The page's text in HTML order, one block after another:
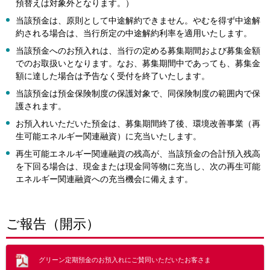
預替えは対象外となります。）
当該預金は、原則として中途解約できません。やむを得ず中途解
約される場合は、当行所定の中途解約利率を適用いたします。
当該預金へのお預入れは、当行の定める募集期間および募集金額
でのお取扱いとなります。なお、募集期間中であっても、募集金
額に達した場合は予告なく受付を終了いたします。
当該預金は預金保険制度の保護対象で、同保険制度の範囲内で保
護されます。
お預入れいただいた預金は、募集期間終了後、環境改善事業（再
生可能エネルギー関連融資）に充当いたします。
再生可能エネルギー関連融資の残高が、当該預金の合計預入残高
を下回る場合は、現金または現金同等物に充当し、次の再生可能
エネルギー関連融資への充当機会に備えます。
ご報告（開示）
グリーン定期預金のお預入れにご賛同いただいたお客さま